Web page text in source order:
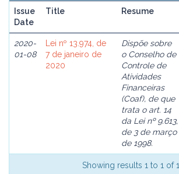
Issue
Date
Title Resume
2020-
01-08
Lei nº 13.974, de
7 de janeiro de
2020
Dispõe sobre
o Conselho de
Controle de
Atividades
Financeiras
(Coaf), de que
trata o art. 14
da Lei nº 9.613,
de 3 de março
de 1998.
Showing results 1 to 1 of 1